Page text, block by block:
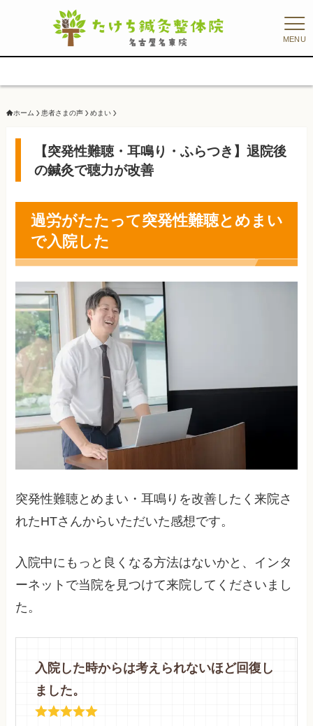
MENU
ホーム 患者さまの声 めまい
【突発性難聴・耳鳴り・ふらつき】退院後
の鍼灸で聴力が改善
過労がたたって突発性難聴とめまい
で入院した
突発性難聴とめまい・耳鳴りを改善したく来院さ
れたHTさんからいただいた感想です。
入院中にもっと良くなる方法はないかと、インタ
ーネットで当院を見つけて来院してくださいまし
た。
入院した時からは考えられないほど回復し
ました。